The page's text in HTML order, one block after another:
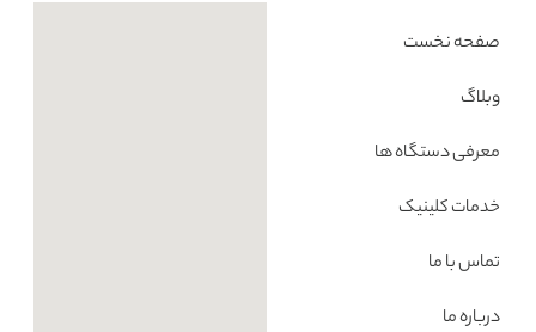
صفحه نخست
وبلاگ
معرفی دستگاه ها
خدمات کلینیک
تماس با ما
درباره ما